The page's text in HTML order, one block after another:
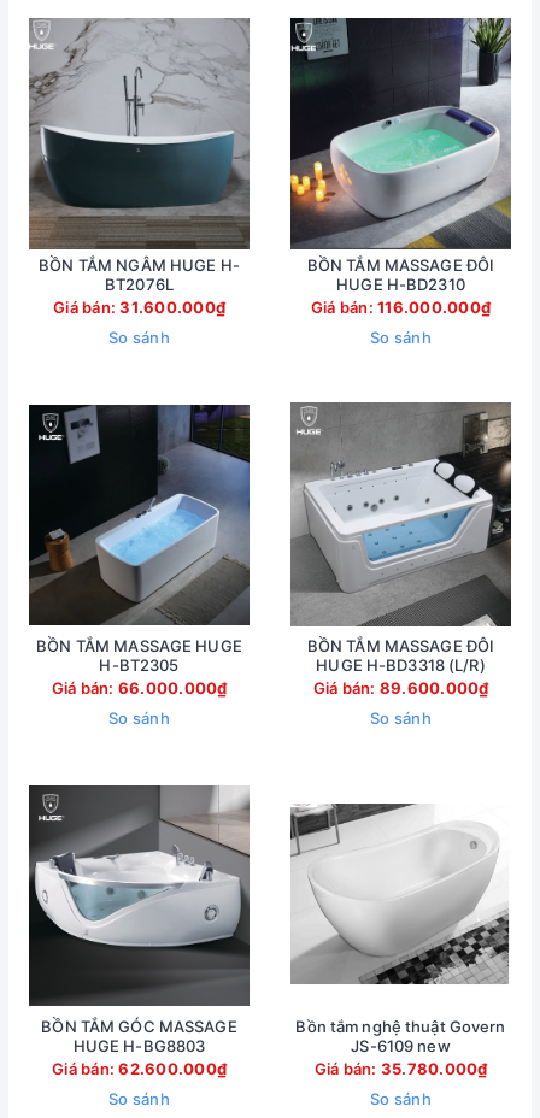
BỒN TẮM NGÂM HUGE H-
BT2076L
Giá bán:31.600.000₫
So sánh
BỒN TẮM MASSAGE ĐÔI
HUGE H-BD2310
Giá bán:116.000.000₫
So sánh
BỒN TẮM MASSAGE HUGE
H-BT2305
Giá bán: 66.000.000₫
So sánh
BỒN TẮM MASSAGE ĐÔI
HUGE H-BD3318 (L/R)
Giá bán: 89.600.000₫
So sánh
BỒN TẮM GÓC MASSAGE
HUGE H-BG8803
Giá bán:62.600.000₫
So sánh
Bồn tắm nghệ thuật Govern
JS-6109 new
Giá bán: 35.780.000₫
So sánh